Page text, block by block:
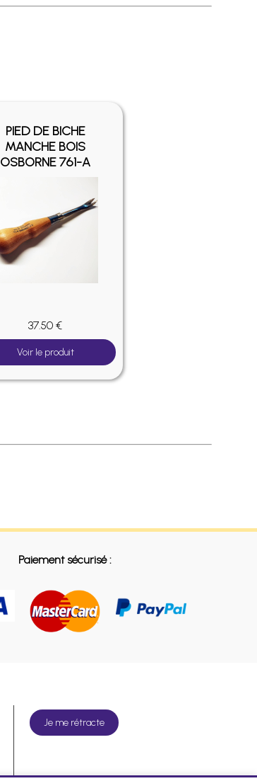
PIED DE BICHE
MANCHE BOIS
OSBORNE 761-A
37.50 €
Voir le produit
Paiement sécurisé :
Je me rétracte